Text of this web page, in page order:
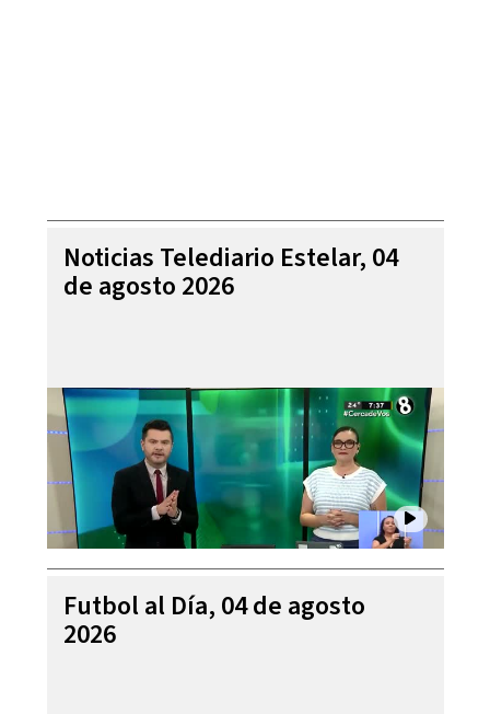
Noticias Telediario Estelar, 04
de agosto 2026
Futbol al Día, 04 de agosto
2026